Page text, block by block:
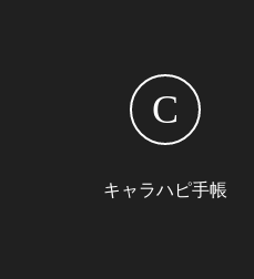
C
キャラハピ手帳